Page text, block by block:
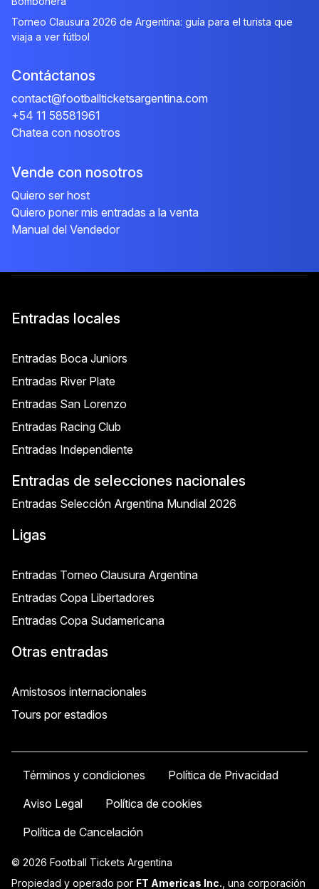
Torneo Clausura 2026 de Argentina: guía para el turista que
viaja a ver fútbol
Contáctanos
contact@footballticketsargentina.com
+54 11 58581961
Chatea con nosotros
Vende con nosotros
Quiero ser host
Quiero poner mis entradas a la venta
Manual del Vendedor
Entradas locales
Entradas Boca Juniors
Entradas River Plate
Entradas San Lorenzo
Entradas Racing Club
Entradas Independiente
Entradas de selecciones nacionales
Entradas Selección Argentina Mundial 2026
Ligas
Entradas Torneo Clausura Argentina
Entradas Copa Libertadores
Entradas Copa Sudamericana
Otras entradas
Amistosos internacionales
Tours por estadios
Términos y condiciones
Política de Privacidad
Aviso Legal
Política de cookies
Política de Cancelación
© 2026 Football Tickets Argentina
Propiedad y operado por FT Americas Inc. , una corporación